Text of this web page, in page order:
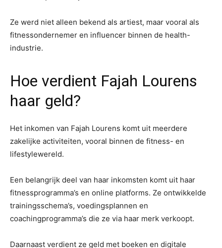
Ze werd niet alleen bekend als artiest, maar vooral als
fitnessondernemer en influencer binnen de health-
industrie.
Hoe verdient Fajah Lourens
haar geld?
Het inkomen van Fajah Lourens komt uit meerdere
zakelijke activiteiten, vooral binnen de fitness- en
lifestylewereld.
Een belangrijk deel van haar inkomsten komt uit haar
fitnessprogramma’s en online platforms. Ze ontwikkelde
trainingsschema’s, voedingsplannen en
coachingprogramma’s die ze via haar merk verkoopt.
Daarnaast verdient ze geld met boeken en digitale